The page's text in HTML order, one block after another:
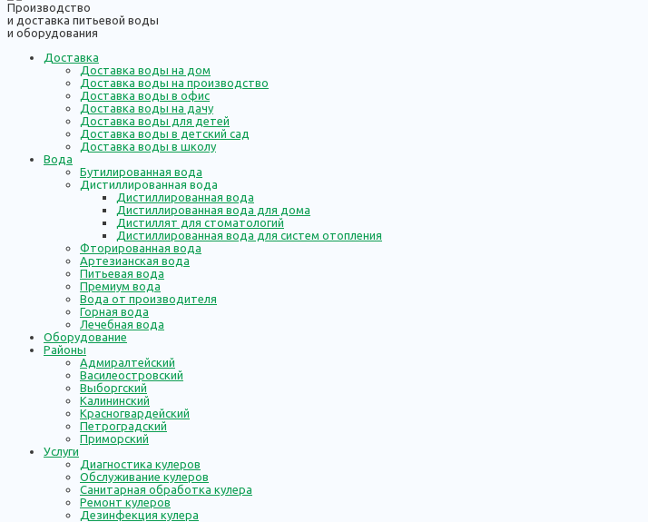
Производство
и доставка питьевой воды
и оборудования
Доставка
Доставка воды на дом
Доставка воды на производство
Доставка воды в офис
Доставка воды на дачу
Доставка воды для детей
Доставка воды в детский сад
Доставка воды в школу
Вода
Бутилированная вода
Дистиллированная вода
Дистиллированная вода
Дистиллированная вода для дома
Дистиллят для стоматологий
Дистиллированная вода для систем отопления
Фторированная вода
Артезианская вода
Питьевая вода
Премиум вода
Вода от производителя
Горная вода
Лечебная вода
Оборудование
Районы
Адмиралтейский
Василеостровский
Выборгский
Калининский
Красногвардейский
Петроградский
Приморский
Услуги
Диагностика кулеров
Обслуживание кулеров
Санитарная обработка кулера
Ремонт кулеров
Дезинфекция кулера